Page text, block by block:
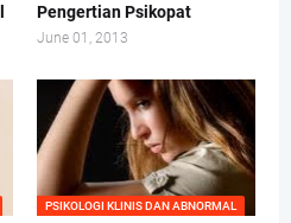
Pengertian Psikopat
June 01, 2013
PSIKOLOGI KLINIS DAN ABNORMAL